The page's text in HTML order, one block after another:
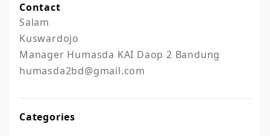
Contact
Salam
Kuswardojo
Manager Humasda KAI Daop 2 Bandung
humasda2bd@gmail.com
Categories